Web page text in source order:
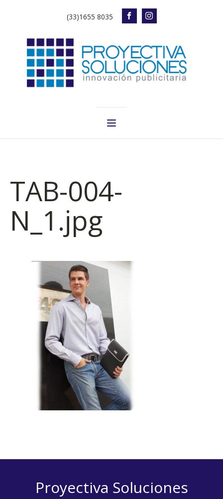
(33)1655 8035
TAB-004-
N_1.jpg
Proyectiva Soluciones